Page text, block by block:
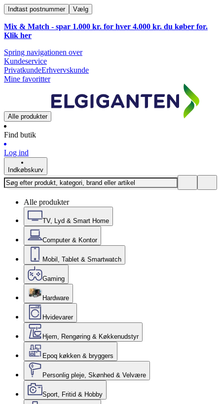
Indtast postnummer Vælg
Mix & Match - spar 1.000 kr. for hver 4.000 kr. du køber for.
Klik her
Spring navigationen over
Kundeservice
PrivatkundeErhvervskunde
Mine favoritter
Alle produkter
Find butik
Log ind
Indkøbskurv
Alle produkter
TV, Lyd & Smart Home
Computer & Kontor
Mobil, Tablet & Smartwatch
Gaming
Hardware
Hvidevarer
Hjem, Rengøring & Køkkenudstyr
Epoq køkken & bryggers
Personlig pleje, Skønhed & Velvære
Sport, Fritid & Hobby